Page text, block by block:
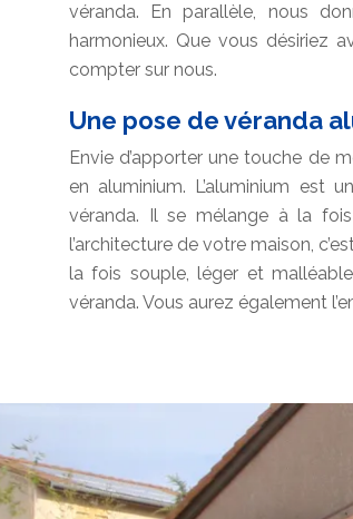
véranda. En parallèle, nous
harmonieux. Que vous désiriez
compter sur nous.
Une pose de véranda
Envie d’apporter une touche de
en aluminium. L’aluminium est
véranda. Il se mélange à la
l’architecture de votre maison,
la fois souple, léger et
véranda. Vous aurez également